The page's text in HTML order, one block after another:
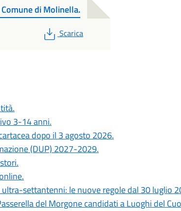
di Molinella.
PDF
Scarica
3-14 anni.
dopo il 3 agosto 2026.
(DUP) 2027-2029.
settantenni: le nuove regole dal 30 luglio
del Morgone candidati a Luoghi del